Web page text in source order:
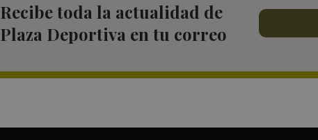
Recibe toda la actualidad de
Plaza Deportiva en tu correo